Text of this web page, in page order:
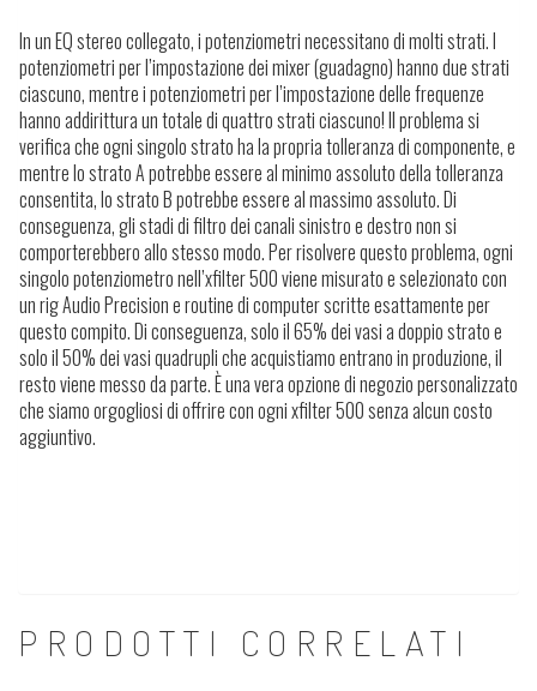
In un EQ stereo collegato, i potenziometri necessitano di molti strati.I
potenziometri per l’impostazione dei mixer (guadagno) hanno due strati
ciascuno, mentre i potenziometri per l’impostazione delle frequenze
hanno addirittura un totale di quattro strati ciascuno!Il problema si
verifica che ogni singolo strato ha la propria tolleranza di componente, e
mentre lo strato A potrebbe essere al minimo assoluto della tolleranza
consentita, lo strato B potrebbe essere al massimo assoluto. Di
conseguenza, gli stadi di filtro dei canali sinistro e destro non si
comporterebbero allo stesso modo. Per risolvere questo problema, ogni
singolo potenziometro nell’xfilter 500 viene misurato e selezionato con
un rig Audio Precision e routine di computer scritte esattamente per
questo compito. Di conseguenza, solo il 65% dei vasi a doppio strato e
solo il 50% dei vasi quadrupli che acquistiamo entrano in produzione, il
resto viene messo da parte. È una vera opzione di negozio personalizzato
che siamo orgogliosi di offrire con ogni xfilter 500 senza alcun costo
aggiuntivo.
PRODOTTI CORRELATI